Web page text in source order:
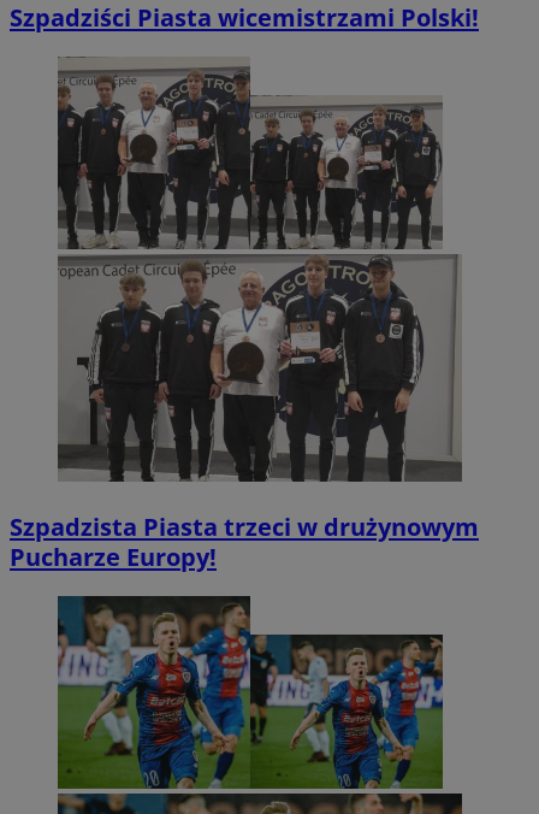
Szpadziści Piasta wicemistrzami Polski!
Szpadzista Piasta trzeci w drużynowym
Pucharze Europy!